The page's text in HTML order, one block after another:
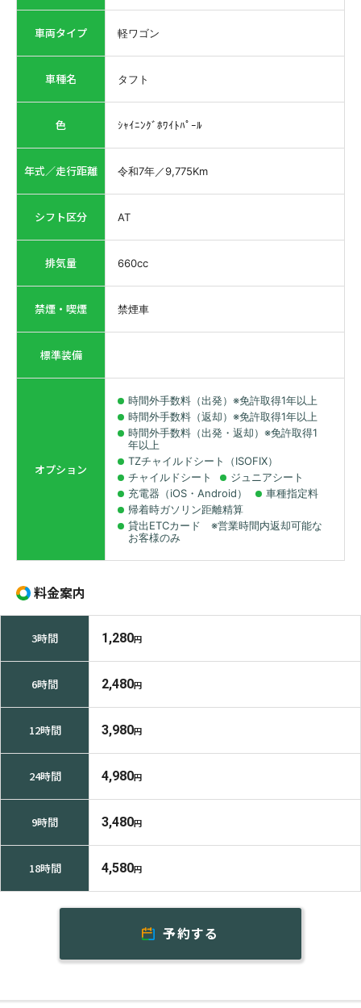
車両タイプ 軽ワゴン
車種名 タフト
色 ｼｬｲﾆﾝｸﾞﾎﾜｲﾄﾊﾟｰﾙ
年式／走行距離 令和7年／9,775Km
シフト区分 AT
排気量 660cc
禁煙・喫煙 禁煙車
標準装備
オプション
時間外手数料（出発）※免許取得1年以上
時間外手数料（返却）※免許取得1年以上
時間外手数料（出発・返却）※免許取得1
年以上
TZチャイルドシート（ISOFIX）
チャイルドシート
ジュニアシート
充電器（iOS・Android）
車種指定料
帰着時ガソリン距離精算
貸出ETCカード ※営業時間内返却可能な
お客様のみ
料金案内
3時間 1,280円
6時間 2,480円
12時間 3,980円
24時間 4,980円
9時間 3,480円
18時間 4,580円
予約する